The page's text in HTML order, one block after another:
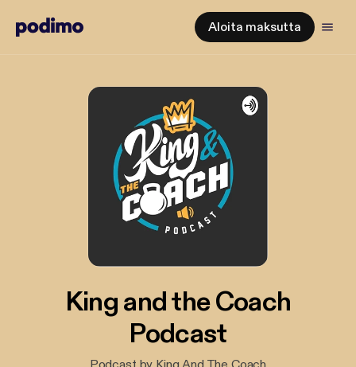
Aloita maksutta
King and the Coach
Podcast